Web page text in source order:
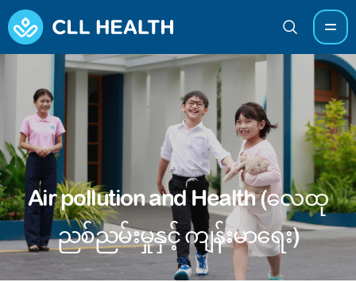
Air pollution and Health (လေထု
ညစ်ညမ်းမှုနှင့် ကျန်းမာရေး)